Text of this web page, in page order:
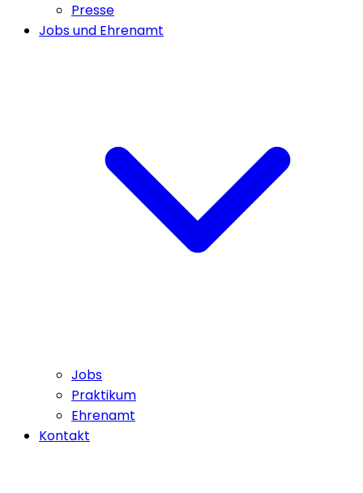
Presse
Jobs und Ehrenamt
Jobs
Praktikum
Ehrenamt
Kontakt